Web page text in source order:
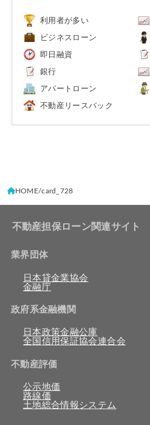
利用者が多い
ビジネスローン
即日融資
銀行
アパートローン
不動産リースバック
HOME card_728
不動産担保ローン関連サイト
業界団体
日本貸金業協会
金融庁
政府系金融機関
日本政策金融公庫
全国信用保証協会連合会
不動産評価
公示地価
路線価
土地総合情報システム